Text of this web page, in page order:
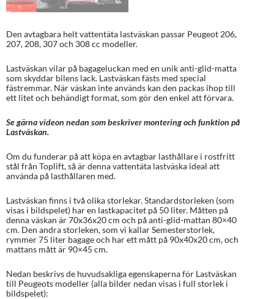
Den avtagbara helt vattentäta lastväskan passar Peugeot 206,
207, 208, 307 och 308 cc modeller.
Lastväskan vilar på bagageluckan med en unik anti-glid-matta
som skyddar bilens lack. Lastväskan fästs med special
fästremmar. När väskan inte används kan den packas ihop till
ett litet och behändigt format, som gör den enkel att förvara.
Se gärna videon nedan som beskriver montering och funktion på
Lastväskan.
Om du funderar på att köpa en avtagbar lasthållare i rostfritt
stål från Toplift, så är denna vattentäta lastväska ideal att
använda på lasthållaren med.
Lastväskan finns i två olika storlekar. Standardstorleken (som
visas i bildspelet) har en lastkapacitet på 50 liter. Måtten på
denna väskan är 70x36x20 cm och på anti-glid-mattan 80×40
cm. Den andra storleken, som vi kallar Semesterstorlek,
rymmer 75 liter bagage och har ett mått på 90x40x20 cm, och
mattans mått är 90×45 cm.
Nedan beskrivs de huvudsakliga egenskaperna för Lastväskan
till Peugeots modeller (alla bilder nedan visas i full storlek i
bildspelet):